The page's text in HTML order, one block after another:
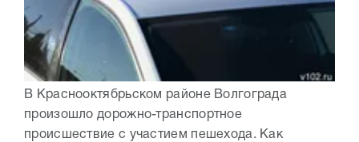
В Краснооктябрьском районе Волгограда
произошло дорожно-транспортное
происшествие с участием пешехода. Как